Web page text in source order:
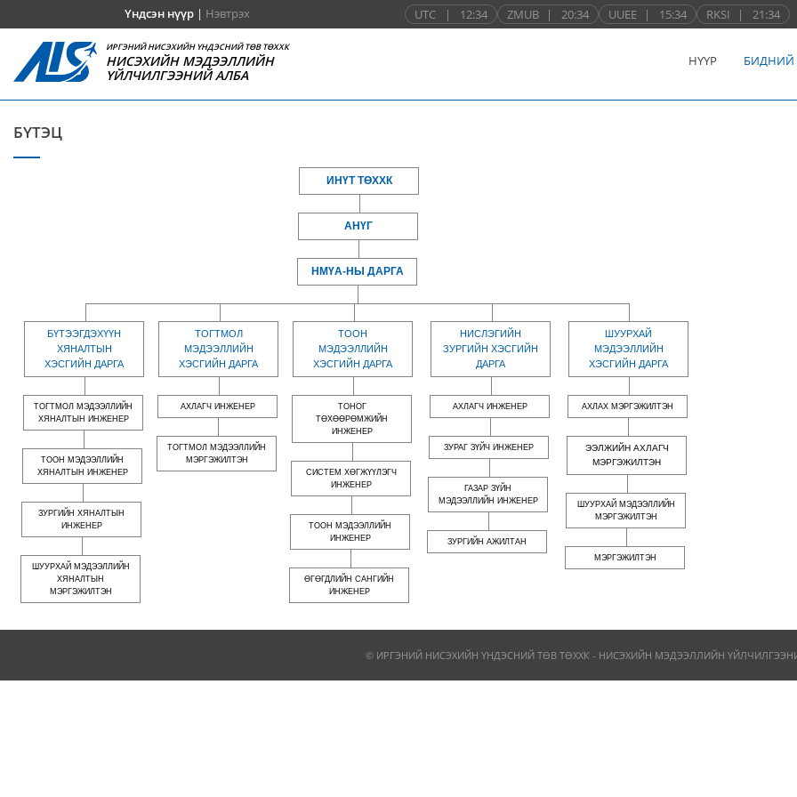
Үндсэн нүүр| Нэвтрэх UTC | 12:34 ZMUB | 20:34 UUEE | 15:34 RKSI | 21:34
ИРГЭНИЙ НИСЭХИЙН ҮНДЭСНИЙ ТӨВ ТӨХХК
НИСЭХИЙН МЭДЭЭЛЛИЙН
ҮЙЛЧИЛГЭЭНИЙ АЛБА
НҮҮР БИДНИЙ
БҮТЭЦ
ИНҮТ ТӨХХК
АНҮГ
НМҮА-НЫ ДАРГА
БҮТЭЭГДЭХҮҮН
ХЯНАЛТЫН
ХЭСГИЙН ДАРГА
ТОГТМОЛ МЭДЭЭЛЛИЙН
ХЯНАЛТЫН ИНЖЕНЕР
ТООН МЭДЭЭЛЛИЙН
ХЯНАЛТЫН ИНЖЕНЕР
ЗУРГИЙН ХЯНАЛТЫН
ИНЖЕНЕР
ШУУРХАЙ МЭДЭЭЛЛИЙН
ХЯНАЛТЫН
МЭРГЭЖИЛТЭН
ТОГТМОЛ
МЭДЭЭЛЛИЙН
ХЭСГИЙН ДАРГА
АХЛАГЧ ИНЖЕНЕР
ТОГТМОЛ МЭДЭЭЛЛИЙН
МЭРГЭЖИЛТЭН
ТООН
МЭДЭЭЛЛИЙН
ХЭСГИЙН ДАРГА
ТОНОГ
ТӨХӨӨРӨМЖИЙН
ИНЖЕНЕР
СИСТЕМ ХӨГЖҮҮЛЭГЧ
ИНЖЕНЕР
ТООН МЭДЭЭЛЛИЙН
ИНЖЕНЕР
ӨГӨГДЛИЙН САНГИЙН
ИНЖЕНЕР
НИСЛЭГИЙН
ЗУРГИЙН ХЭСГИЙН
ДАРГА
АХЛАГЧ ИНЖЕНЕР
ЗУРАГ ЗҮЙЧ ИНЖЕНЕР
ГАЗАР ЗҮЙН
МЭДЭЭЛЛИЙН ИНЖЕНЕР
ЗУРГИЙН АЖИЛТАН
ШУУРХАЙ
МЭДЭЭЛЛИЙН
ХЭСГИЙН ДАРГА
АХЛАХ МЭРГЭЖИЛТЭН
ЭЭЛЖИЙН АХЛАГЧ
МЭРГЭЖИЛТЭН
ШУУРХАЙ МЭДЭЭЛЛИЙН
МЭРГЭЖИЛТЭН
МЭРГЭЖИЛТЭН
© ИРГЭНИЙ НИСЭХИЙН ҮНДЭСНИЙ ТӨВ ТӨХХК - НИСЭХИЙН МЭДЭЭЛЛИЙН